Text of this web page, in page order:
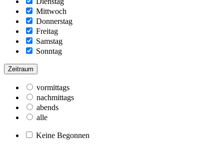
Mittwoch
Donnerstag
Freitag
Samstag
Sonntag
Zeitraum
vormittags
nachmittags
abends
alle
Keine Begonnen